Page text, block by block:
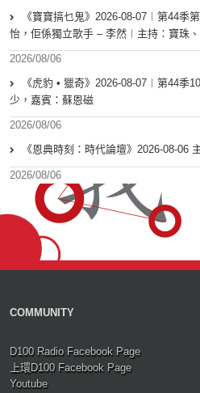
《寶寶搞乜鬼》2026-08-07︱第44季
怡，佢係獨立歌手 – 李然︱主持：寶珠
2026/08/06
《虎豹 • 獵奇》2026-08-07︱第44季
少，嘉賓：蘇恩磁
2026/08/06
《恩典時刻：時代論壇》2026-08-06
2026/08/06
COMMUNITY
D100 Radio Facebook Page
上環D100 Facebook Page
Youtube